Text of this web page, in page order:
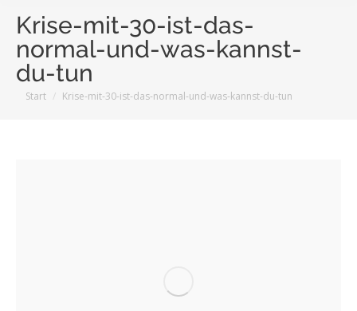
Krise-mit-30-ist-das-
normal-und-was-kannst-
du-tun
Sie befinden sich hier:
Start Krise-mit-30-ist-das-normal-und-was-kannst-du-tun